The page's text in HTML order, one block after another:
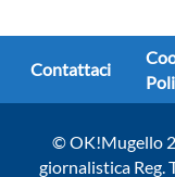
Contattaci
© OK!Mugello
giornalistica Reg.